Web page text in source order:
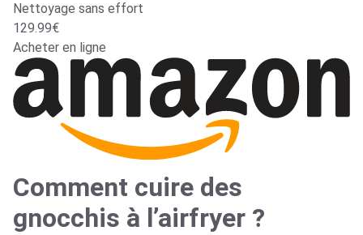
Nettoyage sans effort
129.99€
Acheter en ligne
Comment cuire des
gnocchis à l’airfryer ?